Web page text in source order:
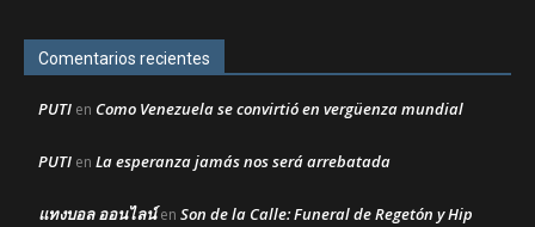
Comentarios recientes
PUTI en Como Venezuela se convirtió en vergüenza mundial
PUTI en La esperanza jamás nos será arrebatada
แทงบอล ออนไลน์en Son de la Calle: Funeral de Regetón y Hip